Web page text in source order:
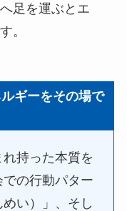
足を運ぶとエ
。
ギーをその場で
持った本質を
での行動パター
い）」、そし